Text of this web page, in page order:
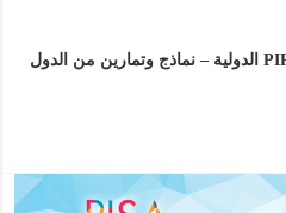
تدريبات صفية على اختبارات PIRLS الدولية – نماذج وتمارين من الدول